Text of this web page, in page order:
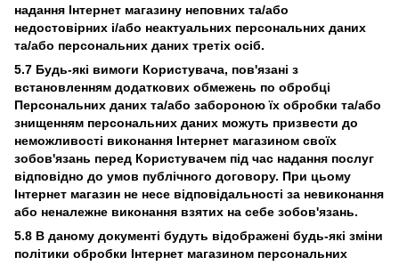
надання Інтернет магазину неповних та/або
недостовірних і/або неактуальних персональних даних
та/або персональних даних третіх осіб.
5.7 Будь-які вимоги Користувача, пов'язані з
встановленням додаткових обмежень по обробці
Персональних даних та/або забороною їх обробки та/або
знищенням персональних даних можуть призвести до
неможливості виконання Інтернет магазином своїх
зобов'язань перед Користувачем під час надання послуг
відповідно до умов публічного договору. При цьому
Інтернет магазин не несе відповідальності за невиконання
або неналежне виконання взятих на себе зобов'язань.
5.8 В даному документі будуть відображені будь-які зміни
політики обробки Інтернет магазином персональних